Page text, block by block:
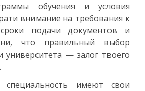
обучения и условия
внимание на требования к
подачи документов и
что правильный выбор
университета — залог твоего
имеют свои